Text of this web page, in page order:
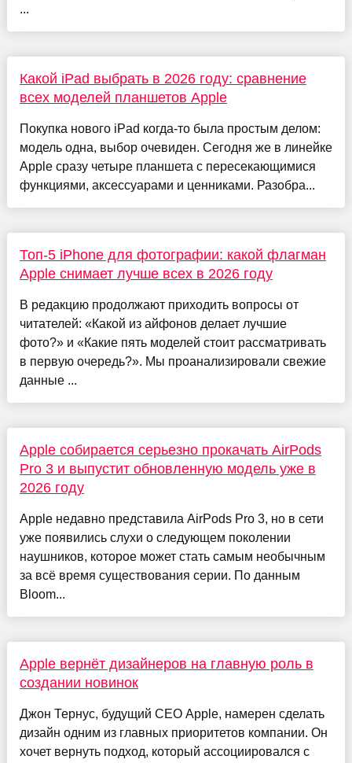
...
Какой iPad выбрать в 2026 году: сравнение
всех моделей планшетов Apple
Покупка нового iPad когда-то была простым делом:
модель одна, выбор очевиден. Сегодня же в линейке
Apple сразу четыре планшета с пересекающимися
функциями, аксессуарами и ценниками. Разобра...
Топ-5 iPhone для фотографии: какой флагман
Apple снимает лучше всех в 2026 году
В редакцию продолжают приходить вопросы от
читателей: «Какой из айфонов делает лучшие
фото?» и «Какие пять моделей стоит рассматривать
в первую очередь?». Мы проанализировали свежие
данные ...
Apple собирается серьезно прокачать AirPods
Pro 3 и выпустит обновленную модель уже в
2026 году
Apple недавно представила AirPods Pro 3, но в сети
уже появились слухи о следующем поколении
наушников, которое может стать самым необычным
за всё время существования серии. По данным
Bloom...
Apple вернёт дизайнеров на главную роль в
создании новинок
Джон Тернус, будущий CEO Apple, намерен сделать
дизайн одним из главных приоритетов компании. Он
хочет вернуть подход, который ассоциировался с